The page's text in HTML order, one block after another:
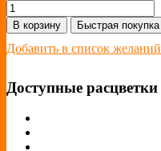
В корзину Быстрая покупка
Добавить в список желаний
Доступные расцветки